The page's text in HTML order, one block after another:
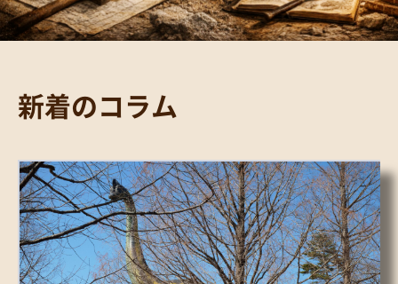
新着のコラム